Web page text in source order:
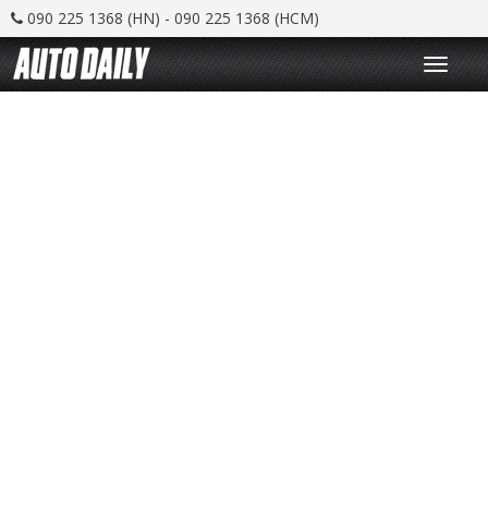
090 225 1368 (HN) - 090 225 1368 (HCM)
T
o
g